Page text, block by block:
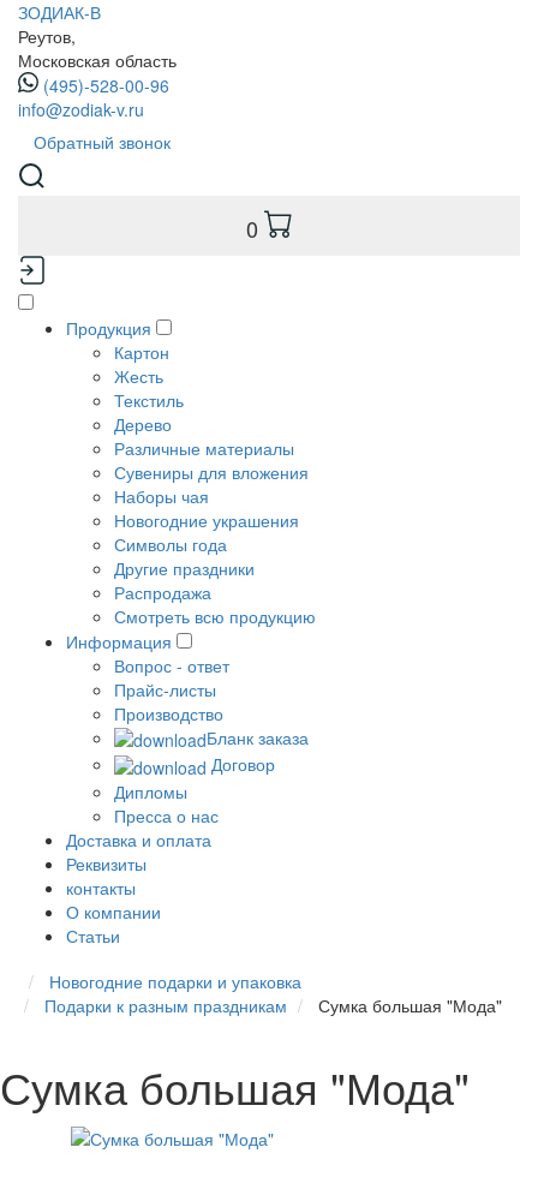
ЗОДИАК-В
Реутов,
Московская область
(495)-528-00-96
info@zodiak-v.ru
Обратный звонок
0
Продукция
Картон
Жесть
Текстиль
Дерево
Различные материалы
Сувениры для вложения
Наборы чая
Новогодние украшения
Символы года
Другие праздники
Распродажа
Смотреть всю продукцию
Информация
Вопрос - ответ
Прайс-листы
Производство
Бланк заказа
Договор
Дипломы
Пресса о нас
Доставка и оплата
Реквизиты
контакты
О компании
Статьи
Новогодние подарки и упаковка
Подарки к разным праздникам
Сумка большая "Мода"
Сумка большая "Мода"